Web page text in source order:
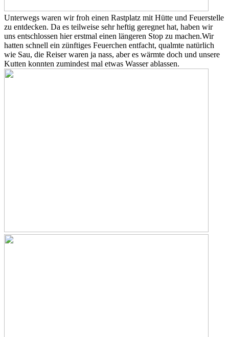
Unterwegs waren wir froh einen Rastplatz mit Hütte und Feuerstelle
zu entdecken. Da es teilweise sehr heftig geregnet hat, haben wir
uns entschlossen hier erstmal einen längeren Stop zu machen.Wir
hatten schnell ein zünftiges Feuerchen entfacht, qualmte natürlich
wie Sau, die Reiser waren ja nass, aber es wärmte doch und unsere
Kutten konnten zumindest mal etwas Wasser ablassen.